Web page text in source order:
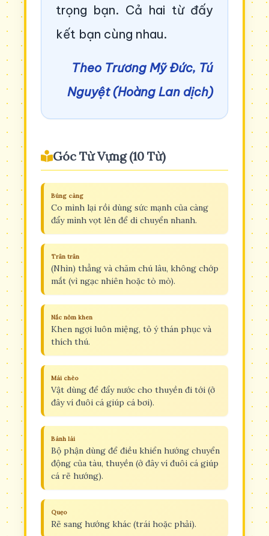
trọng bạn. Cả hai từ đấy
kết bạn cùng nhau.
Theo Trương Mỹ Đức, Tú
Nguyệt (Hoàng Lan dịch)
Góc Từ Vựng (10 Từ)
Búng càng
Co mình lại rồi dùng sức mạnh của càng
đẩy mình vọt lên để di chuyển nhanh.
Trân trân
(Nhìn) thẳng và chăm chú lâu, không chớp
mắt (vì ngạc nhiên hoặc tò mò).
Nắc nỏm khen
Khen ngợi luôn miệng, tỏ ý thán phục và
thích thú.
Mái chèo
Vật dùng để đẩy nước cho thuyền đi tới (ở
đây ví đuôi cá giúp cá bơi).
Bánh lái
Bộ phận dùng để điều khiển hướng chuyển
động của tàu, thuyền (ở đây ví đuôi cá giúp
cá rẽ hướng).
Quẹo
Rẽ sang hướng khác (trái hoặc phải).